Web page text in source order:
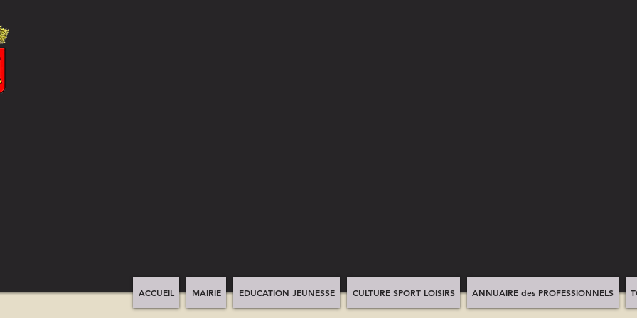
ACCUEIL MAIRIE EDUCATION JEUNESSE CULTURE SPORT LOISIRS ANNUAIRE des PROFESSIONNELS